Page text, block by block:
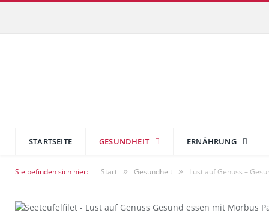
STARTSEITE GESUNDHEIT ERNÄHRUNG
Sie befinden sich hier: Start » Gesundheit » Lust auf Genuss –